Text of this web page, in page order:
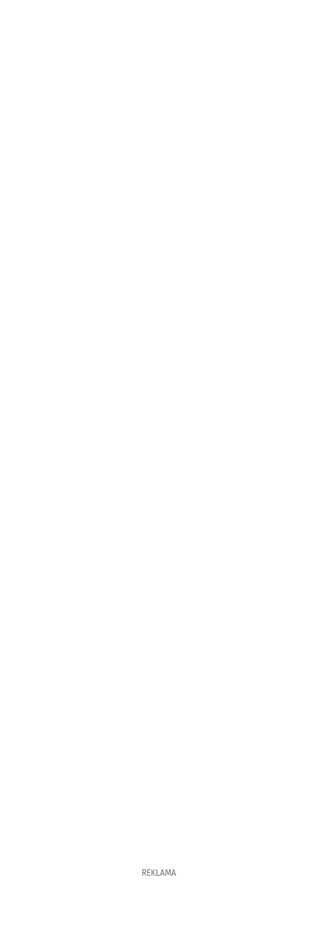
REKLAMA